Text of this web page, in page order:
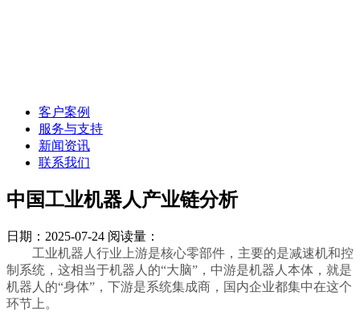
客户案例
服务与支持
新闻资讯
联系我们
中国工业机器人产业链分析
日期：2025-07-24 阅读量：
工业机器人行业上游是核心零部件，主要的是减速机和控
制系统，这相当于机器人的“大脑”，中游是机器人本体，就是
机器人的“身体”，下游是系统集成商，国内企业都集中在这个
环节上。